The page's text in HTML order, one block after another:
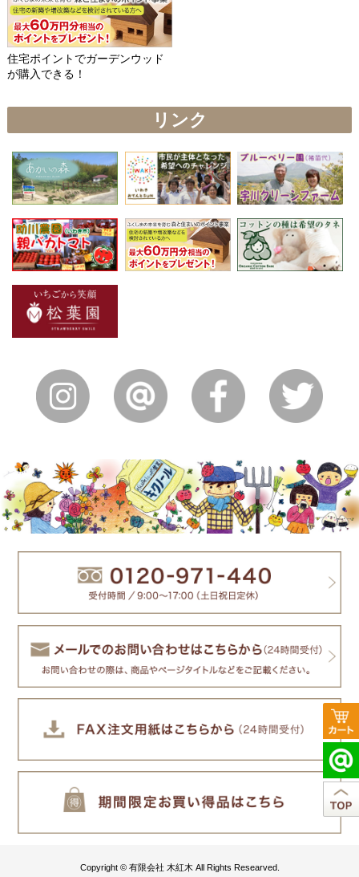
住宅ポイントでガーデンウッド
が購入できる！
リンク
Copyright © 有限会社 木紅木 All Rights Researved.